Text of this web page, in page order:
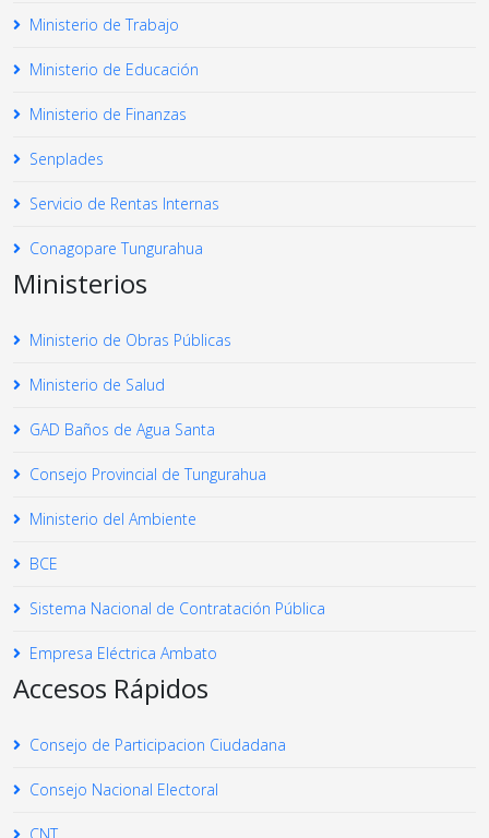
Ministerio de Trabajo
Ministerio de Educación
Ministerio de Finanzas
Senplades
Servicio de Rentas Internas
Conagopare Tungurahua
Ministerios
Ministerio de Obras Públicas
Ministerio de Salud
GAD Baños de Agua Santa
Consejo Provincial de Tungurahua
Ministerio del Ambiente
BCE
Sistema Nacional de Contratación Pública
Empresa Eléctrica Ambato
Accesos Rápidos
Consejo de Participacion Ciudadana
Consejo Nacional Electoral